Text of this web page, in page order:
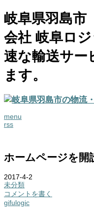
岐阜県羽島
会社 岐阜ロ
速な輸送サー
ます。
menu
rss
ホームページを開
2017-4-2
未分類
コメントを書く
gifulogic